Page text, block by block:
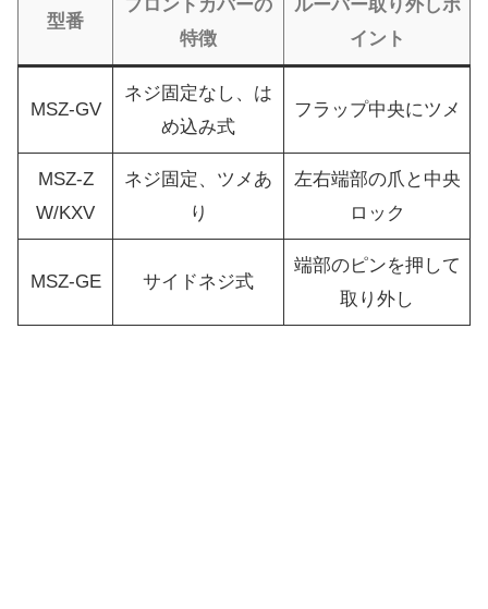
型番
フロントカバーの
特徴
ルーバー取り外しポ
イント
MSZ-GV
ネジ固定なし、は
め込み式
フラップ中央にツメ
MSZ-Z
W/KXV
ネジ固定、ツメあ
り
左右端部の爪と中央
ロック
MSZ-GE サイドネジ式
端部のピンを押して
取り外し